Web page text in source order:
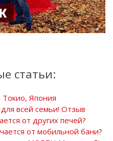
статьи:
Токио, Япония
всей семьи! Отзыв
от других печей?
от мобильной бани?